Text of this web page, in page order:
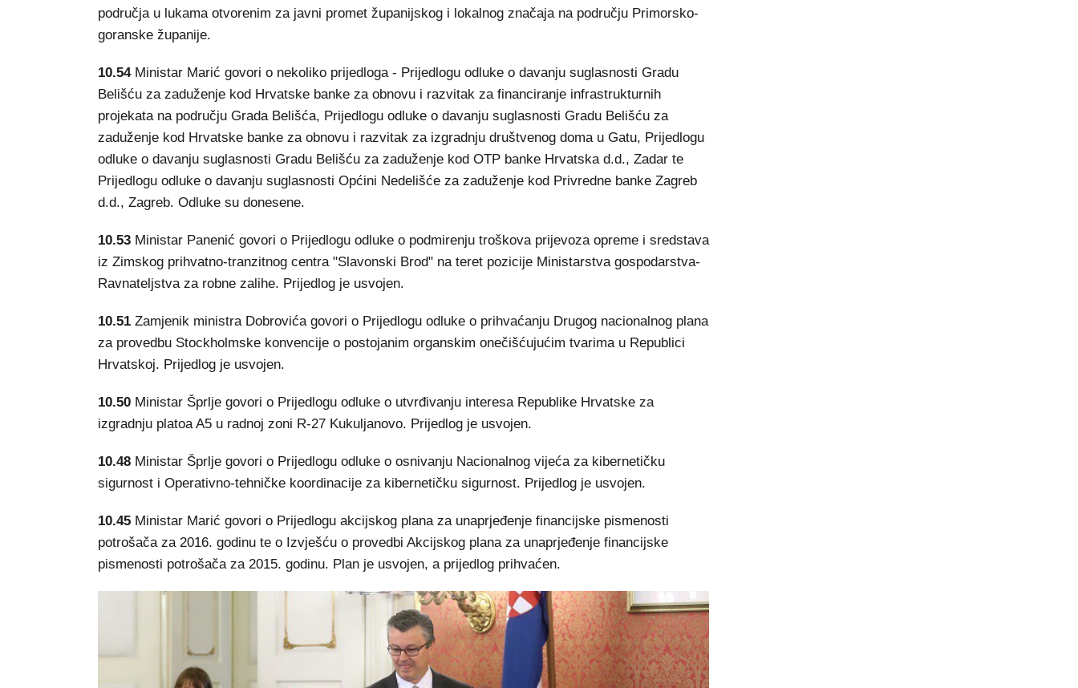
područja u lukama otvorenim za javni promet županijskog i lokalnog značaja na području Primorsko-
goranske županije.
10.54Ministar Marić govori o nekoliko prijedloga - Prijedlogu odluke o davanju suglasnosti Gradu
Belišću za zaduženje kod Hrvatske banke za obnovu i razvitak za financiranje infrastrukturnih
projekata na području Grada Belišća, Prijedlogu odluke o davanju suglasnosti Gradu Belišću za
zaduženje kod Hrvatske banke za obnovu i razvitak za izgradnju društvenog doma u Gatu, Prijedlogu
odluke o davanju suglasnosti Gradu Belišću za zaduženje kod OTP banke Hrvatska d.d., Zadar te
Prijedlogu odluke o davanju suglasnosti Općini Nedelišće za zaduženje kod Privredne banke Zagreb
d.d., Zagreb. Odluke su donesene.
10.53 Ministar Panenić govori o Prijedlogu odluke o podmirenju troškova prijevoza opreme i sredstava
iz Zimskog prihvatno-tranzitnog centra "Slavonski Brod" na teret pozicije Ministarstva gospodarstva-
Ravnateljstva za robne zalihe. Prijedlog je usvojen.
10.51 Zamjenik ministra Dobrovića govori o Prijedlogu odluke o prihvaćanju Drugog nacionalnog plana
za provedbu Stockholmske konvencije o postojanim organskim onečišćujućim tvarima u Republici
Hrvatskoj. Prijedlog je usvojen.
10.50 Ministar Šprlje govori o Prijedlogu odluke o utvrđivanju interesa Republike Hrvatske za
izgradnju platoa A5 u radnoj zoni R-27 Kukuljanovo. Prijedlog je usvojen.
10.48 Ministar Šprlje govori o Prijedlogu odluke o osnivanju Nacionalnog vijeća za kibernetičku
sigurnost i Operativno-tehničke koordinacije za kibernetičku sigurnost. Prijedlog je usvojen.
10.45 Ministar Marić govori o Prijedlogu akcijskog plana za unaprjeđenje financijske pismenosti
potrošača za 2016. godinu te o Izvješću o provedbi Akcijskog plana za unaprjeđenje financijske
pismenosti potrošača za 2015. godinu. Plan je usvojen, a prijedlog prihvaćen.